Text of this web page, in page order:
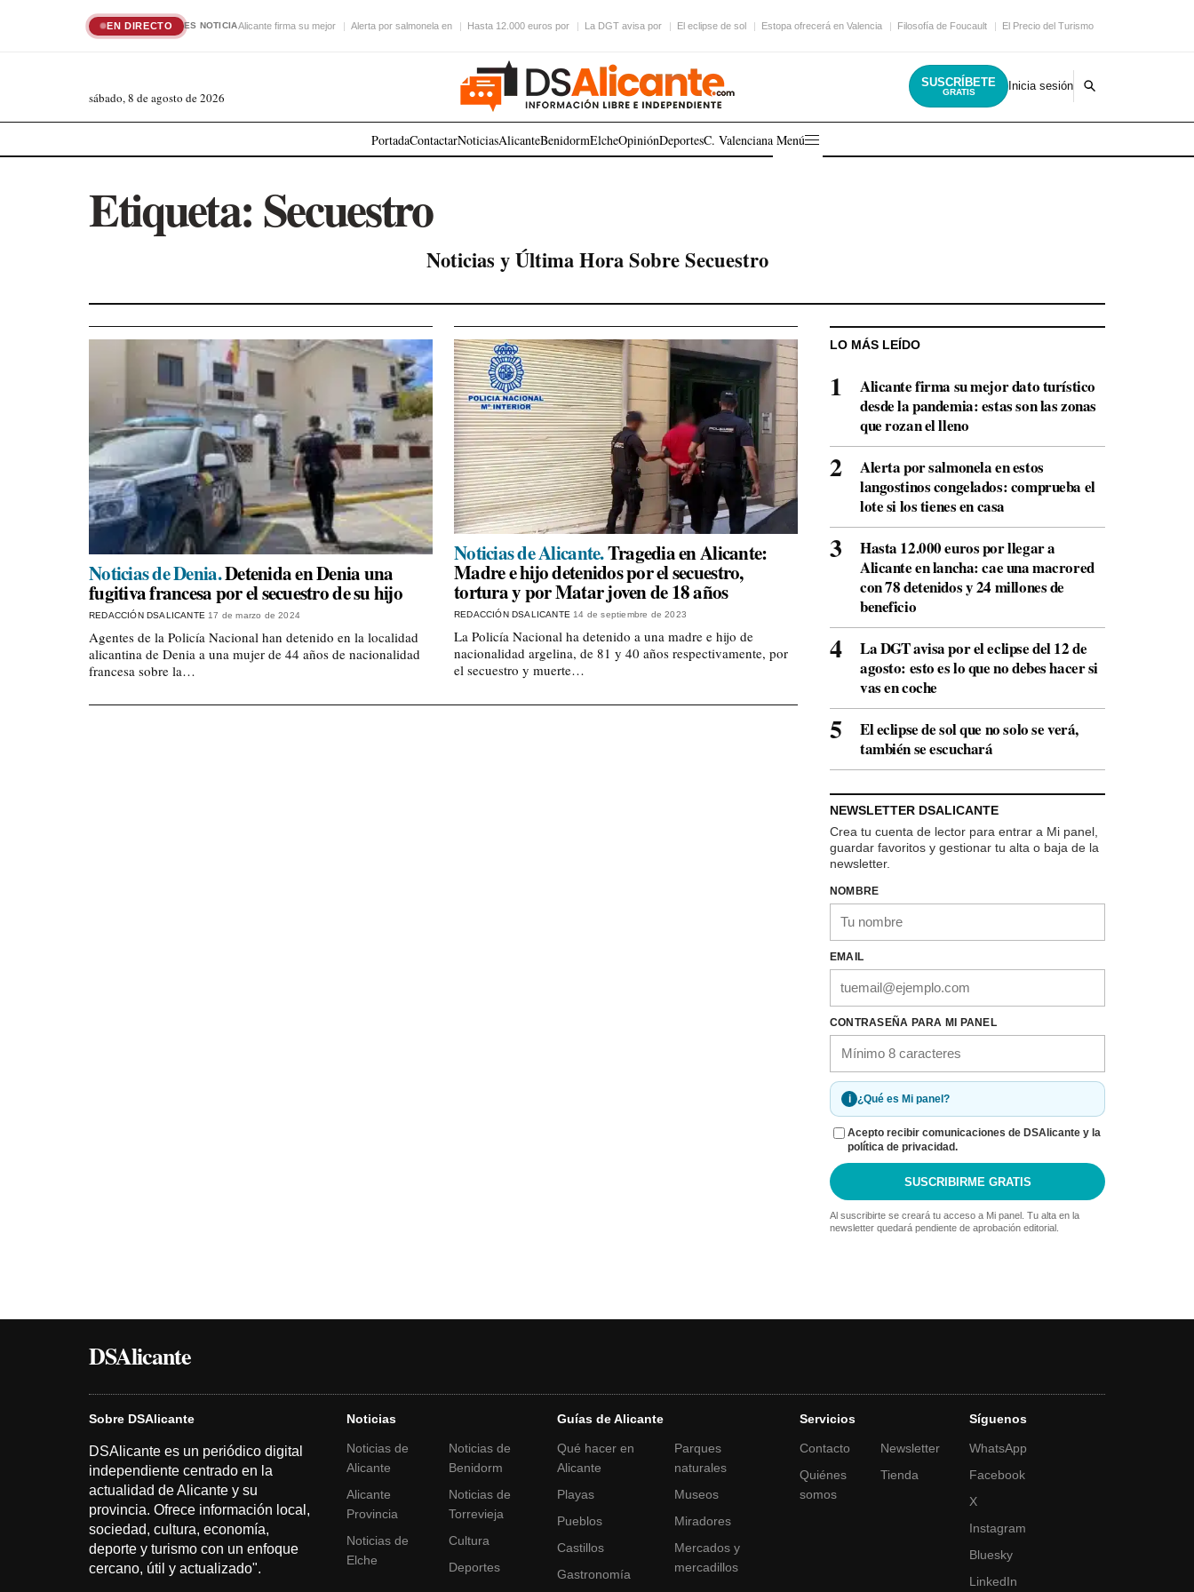
EN DIRECTO ES NOTICIAAlicante firma su mejor Alerta por salmonela en Hasta 12.000 euros por La DGT avisa por El eclipse de sol Estopa ofrecerá en Valencia Filosofía de Foucault El Precio del Turismo
sábado, 8 de agosto de 2026
SUSCRÍBETE
GRATIS Inicia sesión
PortadaContactarNoticiasAlicanteBenidormElcheOpiniónDeportesC. Valenciana Menú
Etiqueta:Secuestro
Noticias y Última Hora Sobre Secuestro
Noticias de Denia.Detenida en Denia una
fugitiva francesa por el secuestro de su hijo
REDACCIÓN DSALICANTE17 de marzo de 2024
Agentes de la Policía Nacional han detenido en la localidad
alicantina de Denia a una mujer de 44 años de nacionalidad
francesa sobre la…
Noticias de Alicante.Tragedia en Alicante:
Madre e hijo detenidos por el secuestro,
tortura y por Matar joven de 18 años
REDACCIÓN DSALICANTE 14 de septiembre de 2023
La Policía Nacional ha detenido a una madre e hijo de
nacionalidad argelina, de 81 y 40 años respectivamente, por
el secuestro y muerte…
LO MÁS LEÍDO
Alicante firma su mejor dato turístico
desde la pandemia: estas son las zonas
que rozan el lleno
Alerta por salmonela en estos
langostinos congelados: comprueba el
lote si los tienes en casa
Hasta 12.000 euros por llegar a
Alicante en lancha: cae una macrored
con 78 detenidos y 24 millones de
beneficio
La DGT avisa por el eclipse del 12 de
agosto: esto es lo que no debes hacer si
vas en coche
El eclipse de sol que no solo se verá,
también se escuchará
NEWSLETTER DSALICANTE
Crea tu cuenta de lector para entrar a Mi panel,
guardar favoritos y gestionar tu alta o baja de la
newsletter.
NOMBRE
EMAIL
CONTRASEÑA PARA MI PANEL
i ¿Qué es Mi panel?
Acepto recibir comunicaciones de DSAlicante y la
política de privacidad.
SUSCRIBIRME GRATIS
Al suscribirte se creará tu acceso a Mi panel. Tu alta en la
newsletter quedará pendiente de aprobación editorial.
DSAlicante
Sobre DSAlicante
DSAlicante es un periódico digital
independiente centrado en la
actualidad de Alicante y su
provincia. Ofrece información local,
sociedad, cultura, economía,
deporte y turismo con un enfoque
cercano, útil y actualizado".
Noticias
Noticias de
Alicante
Alicante
Provincia
Noticias de
Elche
Noticias de
Benidorm
Noticias de
Torrevieja
Cultura
Deportes
Guías de Alicante
Qué hacer en
Alicante
Playas
Pueblos
Castillos
Gastronomía
Parques
naturales
Museos
Miradores
Mercados y
mercadillos
Servicios
Contacto
Quiénes
somos
Newsletter
Tienda
Síguenos
WhatsApp
Facebook
X
Instagram
Bluesky
LinkedIn